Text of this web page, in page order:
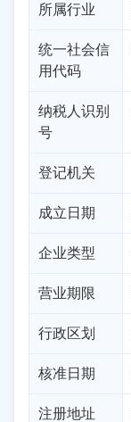
所属行业
统一社会信
用代码
纳税人识别
号
登记机关
成立日期
企业类型
营业期限
行政区划
核准日期
注册地址